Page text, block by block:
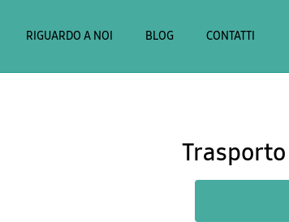
RIGUARDO A NOI BLOG CONTATTI